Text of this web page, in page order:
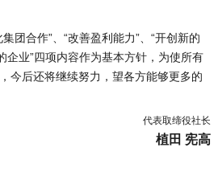
团合作”、“改善盈利能力”、“开创新的
企业”四项内容作为基本方针，为使所有
今后还将继续努力，望各方能够更多的
代表取缔役社长
植田 宪高